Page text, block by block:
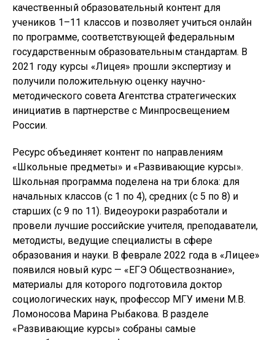
качественный образовательный контент для
учеников 1–11 классов и позволяет учиться онлайн
по программе, соответствующей федеральным
государственным образовательным стандартам. В
2021 году курсы «Лицея» прошли экспертизу и
получили положительную оценку научно-
методического совета Агентства стратегических
инициатив в партнерстве с Минпросвещением
России.
Ресурс объединяет контент по направлениям
«Школьные предметы» и «Развивающие курсы».
Школьная программа поделена на три блока: для
начальных классов (с 1 по 4), средних (с 5 по 8) и
старших (с 9 по 11). Видеоуроки разработали и
провели лучшие российские учителя, преподаватели,
методисты, ведущие специалисты в сфере
образования и науки. В феврале 2022 года в «Лицее»
появился новый курс — «ЕГЭ Обществознание»,
материалы для которого подготовила доктор
социологических наук, профессор МГУ имени М.В.
Ломоносова Марина Рыбакова. В разделе
«Развивающие курсы» собраны самые